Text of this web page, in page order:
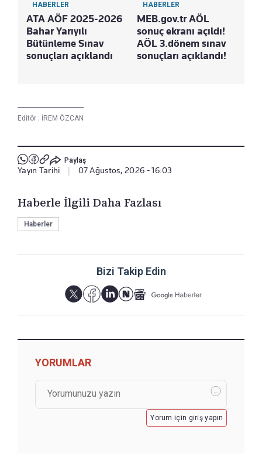
HABERLER
ATA AÖF 2025-2026
Bahar Yarıyılı
Bütünleme Sınav
sonuçları açıklandı
HABERLER
MEB.gov.tr AÖL
sonuç ekranı açıldı!
AÖL 3.dönem sınav
sonuçları açıklandı!
Editör : İREM ÖZCAN
Paylaş
Yayın Tarihi 07 Ağustos, 2026 - 16:03
Haberle İlgili Daha Fazlası
Haberler
Bizi Takip Edin
YORUMLAR
Yorum için giriş yapın